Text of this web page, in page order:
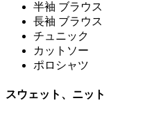
半袖 ブラウス
長袖 ブラウス
チュニック
カットソー
ポロシャツ
スウェット、ニット